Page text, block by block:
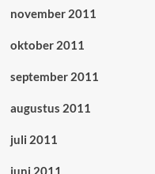
november 2011
oktober 2011
september 2011
augustus 2011
juli 2011